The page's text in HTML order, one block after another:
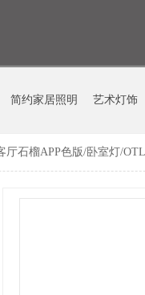
简约家居照明 艺术灯饰
厅石榴APP色版/卧室灯/